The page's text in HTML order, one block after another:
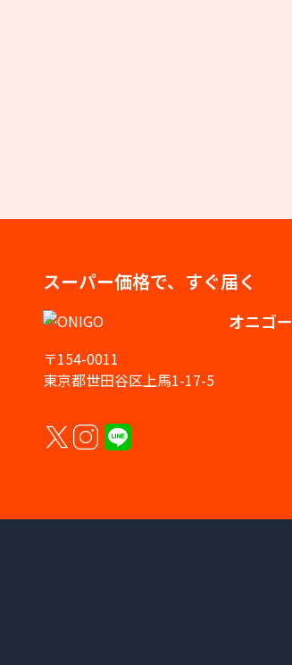
スーパー価格で、すぐ届く
オニゴー
〒154-0011
東京都世田谷区上馬1-17-5